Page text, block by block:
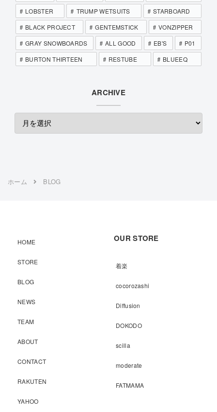
LOBSTER
TRUMP WETSUITS
STARBOARD
BLACK PROJECT
GENTEMSTICK
VONZIPPER
GRAY SNOWBOARDS
ALL GOOD EB'S
P01
BURTON THIRTEEN
RESTUBE BLUEEQ
ARCHIVE
ホーム BLOG
HOME
STORE
BLOG
NEWS
TEAM
ABOUT
CONTACT
RAKUTEN
YAHOO
OUR STORE
着楽
cocorozashi
Diffusion
DOKODO
scilla
moderate
FATMAMA